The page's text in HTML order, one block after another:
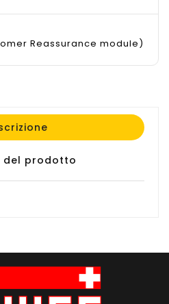
Reassurance module)
del prodotto